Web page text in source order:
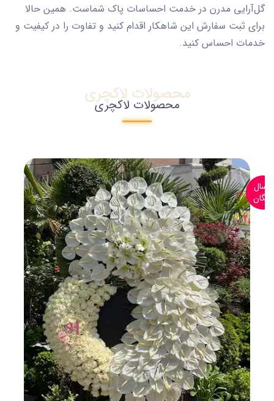
گل‌آرایی مدرن در خدمت احساسات پاک شماست. همین حالا
برای ثبت سفارش این شاهکار اقدام کنید و تفاوت را در کیفیت و
خدمات احساس کنید.
محصولات لاکچری
محصولات لاکچری
ارسال
رایگان